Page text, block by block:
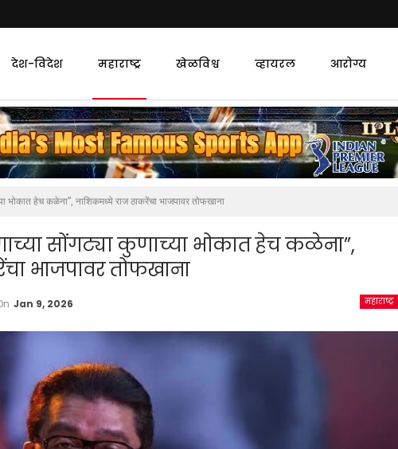
देश-विदेश महाराष्ट्र खेळविश्व व्हायरल आरोग्य
हेच कळेना”, नाशिकमध्ये राज ठाकरेंचा भाजपावर तोफखाना
सोंगट्या कुणाच्या भोकात हेच कळेना”,
भाजपावर तोफखाना
महाराष्ट्र
Jan 9, 2026